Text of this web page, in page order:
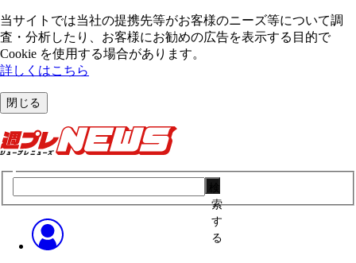
当サイトでは当社の提携先等がお客様のニーズ等について調
査・分析したり、お客様にお勧めの広告を表⽰する⽬的で
Cookie を使⽤する場合があります。
詳しくはこちら
閉じる
索
す
る